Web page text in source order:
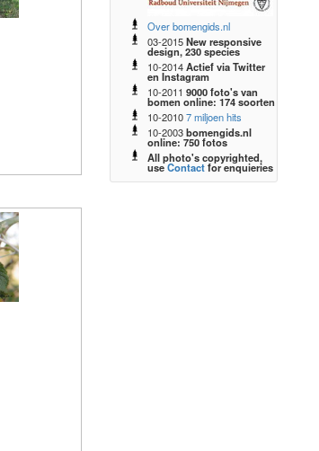
Over bomengids.nl
03-2015New responsive
design, 230 species
10-2014Actief via Twitter
en Instagram
10-2011 9000 foto's van
bomen online: 174 soorten
10-20107 miljoen hits
10-2003bomengids.nl
online: 750 fotos
All photo's copyrighted,
useContactfor enquieries